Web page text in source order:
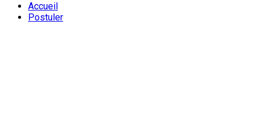
Accueil
Postuler